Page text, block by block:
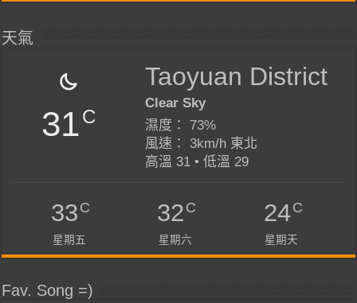
天氣
31C
Taoyuan District
Clear Sky
濕度： 73%
風速： 3km/h 東北
高溫 31 • 低溫 29
33C
星期五
32C
星期六
24C
星期天
Fav. Song =)